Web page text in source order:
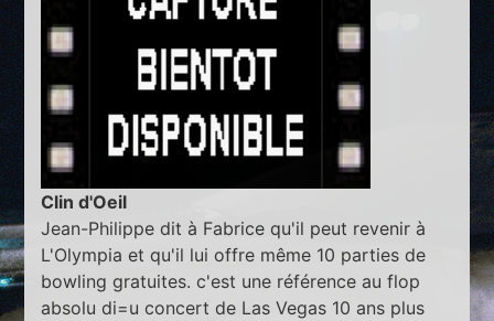
Clin d'Oeil
Jean-Philippe dit à Fabrice qu'il peut revenir à
L'Olympia et qu'il lui offre même 10 parties de
bowling gratuites. c'est une référence au flop
absolu di=u concert de Las Vegas 10 ans plus